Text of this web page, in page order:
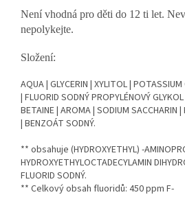
Není vhodná pro děti do 12 ti let.
nepolykejte.
Složení:
AQUA | GLYCERIN | XYLITOL | POTASSIUM
| FLUORID SODNÝPROPYLÉNOVÝ
BETAINE | AROMA | SODIUM SACCHARIN |
| BENZOÁT SODNÝ.
** obsahuje (HYDROXYETHYL) -
HYDROXYETHYLOCTADECYLAMIN
FLUORID SODNÝ.
** Celkový obsah fluoridů: 450 ppm F-